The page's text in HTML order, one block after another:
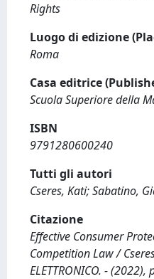
Rights
Luogo di edizione
Roma
Casa editrice
Scuola Superiore della
ISBN
9791280600240
Tutti gli autori
Cseres, Kati; Sabatino,
Citazione
Effective Consumer
Competition Law /
ELETTRONICO. - (2022),